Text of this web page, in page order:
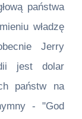
państwa
władzę
Jerry
jest dolar
państw na
- "God